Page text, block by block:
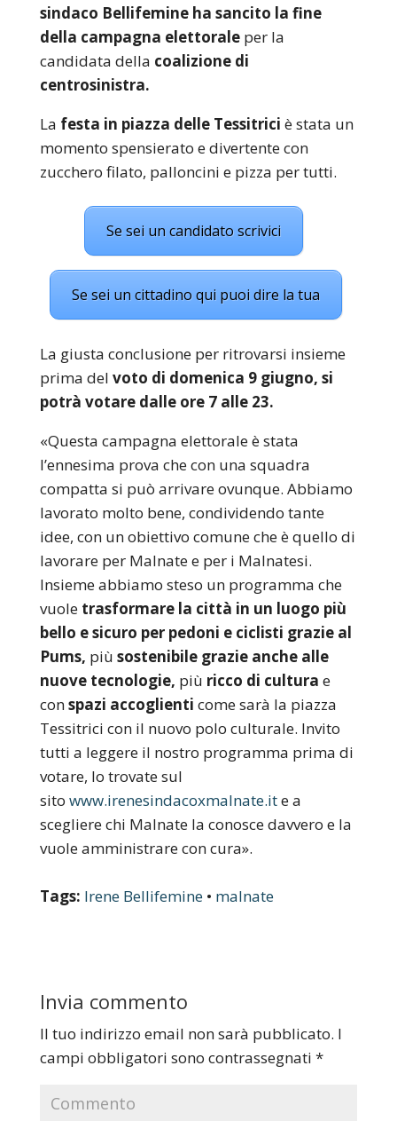
sindaco Bellifemine ha sancito la fine
della campagna elettoraleper la
candidata della coalizione di
centrosinistra.
La festa in piazza delle Tessitrici è stata un
momento spensierato e divertente con
zucchero filato, palloncini e pizza per tutti.
Se sei un candidato scrivici
Se sei un cittadino qui puoi dire la tua
La giusta conclusione per ritrovarsi insieme
prima del voto di domenica 9 giugno, si
potrà votare dalle ore 7 alle 23.
«Questa campagna elettorale è stata
l’ennesima prova che con una squadra
compatta si può arrivare ovunque. Abbiamo
lavorato molto bene, condividendo tante
idee, con un obiettivo comune che è quello di
lavorare per Malnate e per i Malnatesi.
Insieme abbiamo steso un programma che
vuoletrasformare la città in un luogo più
bello e sicuro per pedoni e ciclisti grazie al
Pums, più sostenibile grazie anche alle
nuove tecnologie, più ricco di cultura e
conspazi accoglienti come sarà la piazza
Tessitrici con il nuovo polo culturale. Invito
tutti a leggere il nostro programma prima di
votare, lo trovate sul
sito www.irenesindacoxmalnate.ite a
scegliere chi Malnate la conosce davvero e la
vuole amministrare con cura».
Tags: Irene Bellifemine• malnate
Invia commento
Il tuo indirizzo email non sarà pubblicato. I
campi obbligatori sono contrassegnati *